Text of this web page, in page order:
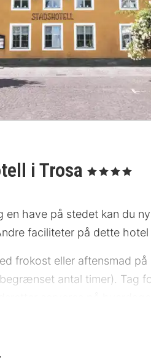
i Trosa , 4 Stjerner
en have på stedet kan du
faciliteter på dette
frokost eller aftensmad
antal timer). Tag